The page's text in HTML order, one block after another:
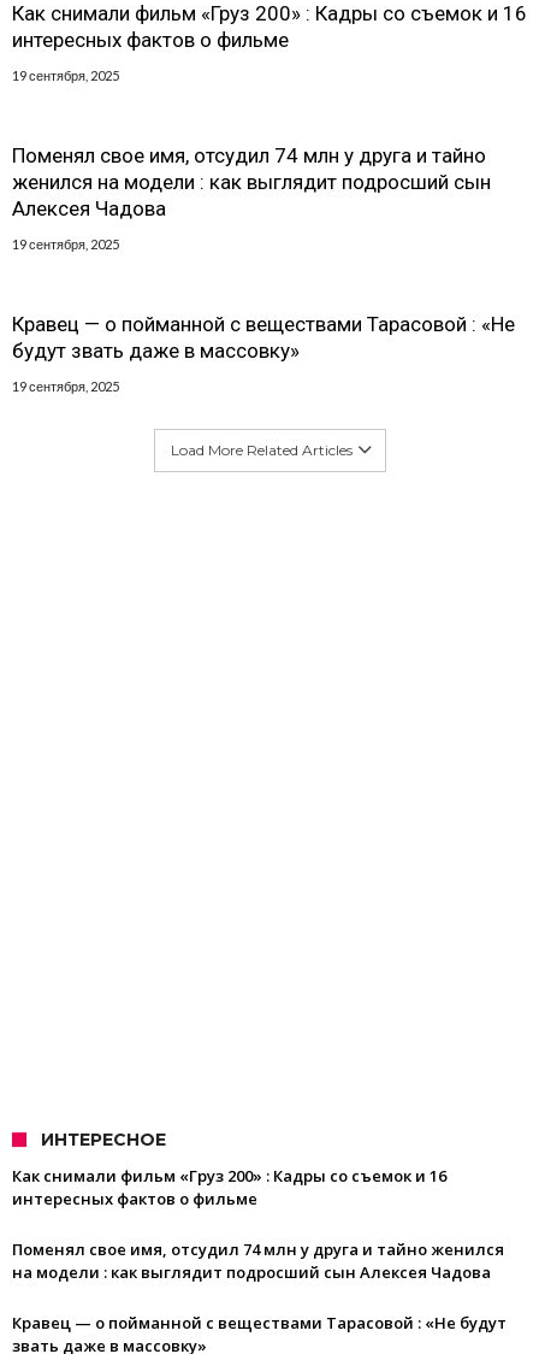
Как снимали фильм «Груз 200» : Кадры со съемок и 16
интересных фактов о фильме
19 сентября, 2025
Поменял свое имя, отсудил 74 млн у друга и тайно
женился на модели : как выглядит подросший сын
Алексея Чадова
19 сентября, 2025
Кравец — о пойманной с веществами Тарасовой : «Не
будут звать даже в массовку»
19 сентября, 2025
Load More Related Articles
ИНТЕРЕСНОЕ
Как снимали фильм «Груз 200» : Кадры со съемок и 16
интересных фактов о фильме
Поменял свое имя, отсудил 74 млн у друга и тайно женился
на модели : как выглядит подросший сын Алексея Чадова
Кравец — о пойманной с веществами Тарасовой : «Не будут
звать даже в массовку»